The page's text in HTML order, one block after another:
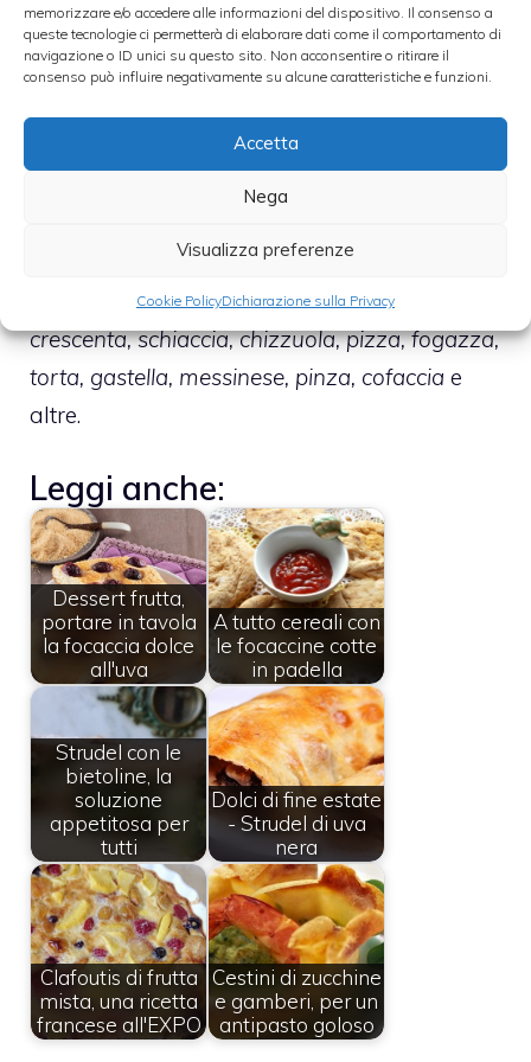
memorizzare e/o accedere alle informazioni del dispositivo. Il consenso a
queste tecnologie ci permetterà di elaborare dati come il comportamento di
navigazione o ID unici su questo sito. Non acconsentire o ritirare il
consenso può influire negativamente su alcune caratteristiche e funzioni.
Accetta
Nega
Visualizza preferenze
Cookie PolicyDichiarazione sulla Privacy
Lafocaccia, anche dettaschiacciata, è un
impasto di farina, acqua, lievito e sale, simile
a quello del pane, cotto al forno o alla
brace. Pur avendo in comune gli ingredienti
base, la focaccia viene prodotta in una
per condimento e lavorazione, assumendo
svariate denominazioni: tra le più comuni,
crescenta, schiaccia, chizzuola, pizza, fogazza,
torta, gastella, messinese, pinza, cofaccia e
altre.
Leggi anche:
Dessert frutta,
portare in tavola
la focaccia dolce
all'uva
A tutto cereali con
le focaccine cotte
in padella
Strudel con le
bietoline, la
soluzione
appetitosa per
tutti
Dolci di fine estate
- Strudel di uva
nera
Clafoutis di frutta
mista, una ricetta
francese all'EXPO
Cestini di zucchine
e gamberi, per un
antipasto goloso